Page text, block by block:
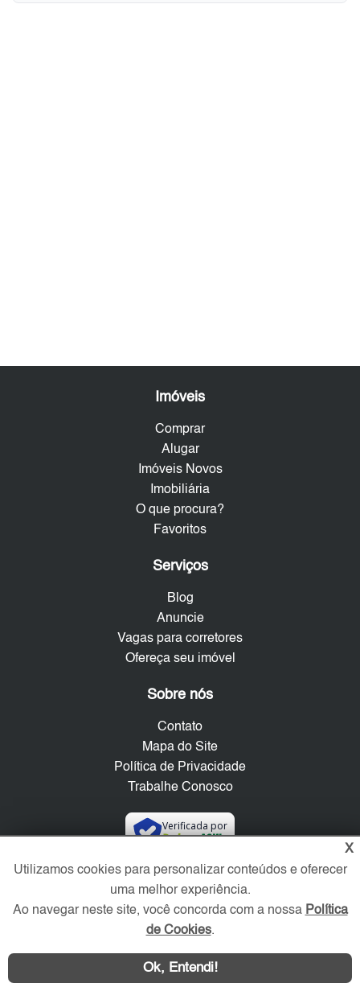
Imóveis
Comprar
Alugar
Imóveis Novos
Imobiliária
O que procura?
Favoritos
Serviços
Blog
Anuncie
Vagas para corretores
Ofereça seu imóvel
Sobre nós
Contato
Mapa do Site
Política de Privacidade
Trabalhe Conosco
Verificada por
Redes Sociais
X
Utilizamos cookies para personalizar conteúdos e oferecer
uma melhor experiência.
Ao navegar neste site, você concorda com a nossa Política
de Cookies.
Ok, Entendi!